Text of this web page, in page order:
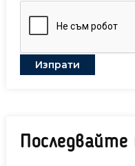
Последвайте